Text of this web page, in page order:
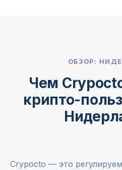
ОБЗОР:
Чем
крипто-
Crypocto — это